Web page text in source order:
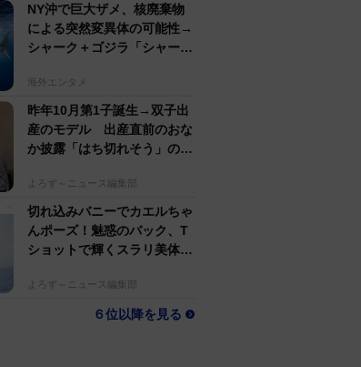
NY沖で巨大ザメ、核廃棄物
による突然変異体の可能性→
シャーク＋ゴジラ「シャーク
海外エンタメ
昨年10月第1子誕生→双子出
産のモデル 出産直前のおな
か披露「はち切れそう」の
よろず～ニュース編集部
切れ込みバニーでカエルちゃ
んポーズ！魅惑のバック、T
ショットで輝くスラリ美体
よろず～ニュース編集部
６位以降を見る